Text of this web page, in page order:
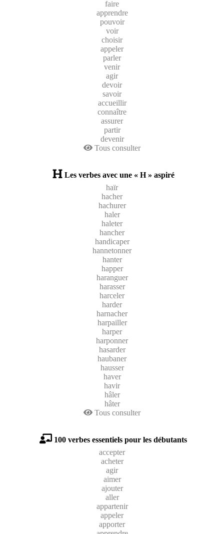
faire
apprendre
pouvoir
voir
choisir
appeler
parler
venir
agir
devoir
savoir
accueillir
connaître
assurer
partir
devenir
Tous consulter
Les verbes avec une « H » aspiré
haïr
hacher
hachurer
haler
haleter
hancher
handicaper
hannetonner
hanter
happer
haranguer
harasser
harceler
harder
harnacher
harpailler
harper
harponner
hasarder
haubaner
hausser
haver
havir
hâler
hâter
Tous consulter
100 verbes essentiels pour les débutants
accepter
acheter
agir
aimer
ajouter
aller
appartenir
appeler
apporter